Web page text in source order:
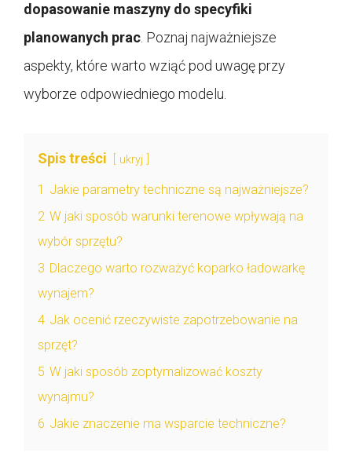
dopasowanie maszyny do specyfiki
planowanych prac. Poznaj najważniejsze
aspekty, które warto wziąć pod uwagę przy
wyborze odpowiedniego modelu.
Spis treści ukryj
1 Jakie parametry techniczne są najważniejsze?
2 W jaki sposób warunki terenowe wpływają na
wybór sprzętu?
3 Dlaczego warto rozważyć koparko ładowarkę
wynajem?
4 Jak ocenić rzeczywiste zapotrzebowanie na
sprzęt?
5 W jaki sposób zoptymalizować koszty
wynajmu?
6 Jakie znaczenie ma wsparcie techniczne?